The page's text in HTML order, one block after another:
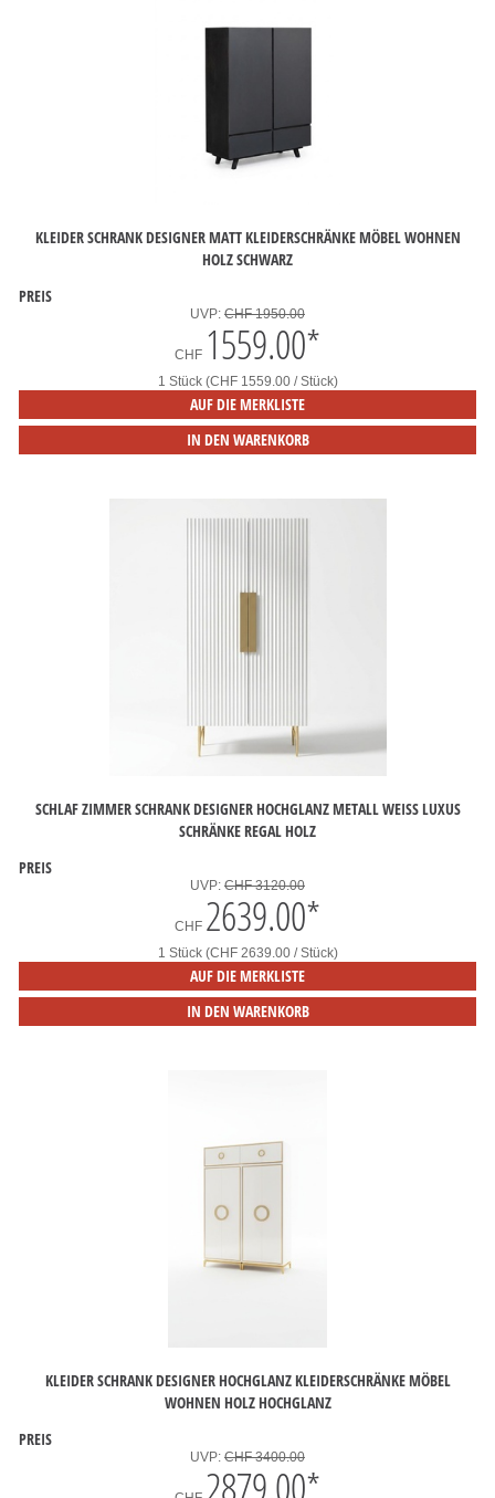
KLEIDER SCHRANK DESIGNER MATT KLEIDERSCHRÄNKE MÖBEL WOHNEN
HOLZ SCHWARZ
PREIS
UVP: CHF 1950.00
CHF 1559.00*
1 Stück (CHF 1559.00 / Stück)
AUF DIE MERKLISTE
IN DEN WARENKORB
SCHLAF ZIMMER SCHRANK DESIGNER HOCHGLANZ METALL WEISS LUXUS S
CHRÄNKE REGAL HOLZ
PREIS
UVP: CHF 3120.00
CHF 2639.00*
1 Stück (CHF 2639.00 / Stück)
AUF DIE MERKLISTE
IN DEN WARENKORB
KLEIDER SCHRANK DESIGNER HOCHGLANZ KLEIDERSCHRÄNKE MÖBEL
WOHNEN HOLZ HOCHGLANZ
PREIS
UVP: CHF 3400.00